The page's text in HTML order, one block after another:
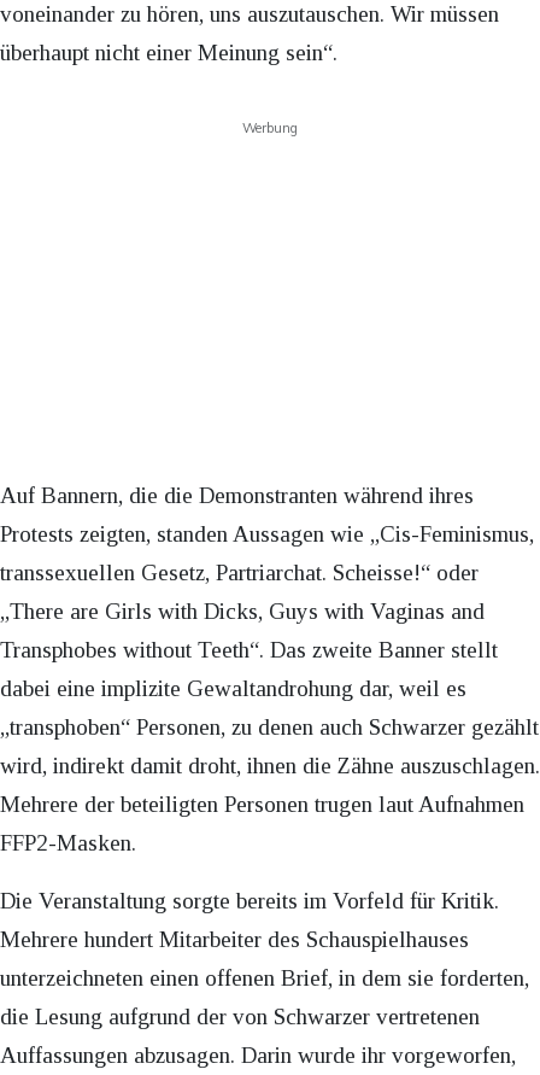
voneinander zu hören, uns auszutauschen. Wir müssen
überhaupt nicht einer Meinung sein“.
Werbung
Auf Bannern, die die Demonstranten während ihres
Protests zeigten, standen Aussagen wie „Cis-Feminismus,
transsexuellen Gesetz, Partriarchat. Scheisse!“ oder
„There are Girls with Dicks, Guys with Vaginas and
Transphobes without Teeth“. Das zweite Banner stellt
dabei eine implizite Gewaltandrohung dar, weil es
„transphoben“ Personen, zu denen auch Schwarzer gezählt
wird, indirekt damit droht, ihnen die Zähne auszuschlagen.
Mehrere der beteiligten Personen trugen laut Aufnahmen
FFP2-Masken.
Die Veranstaltung sorgte bereits im Vorfeld für Kritik.
Mehrere hundert Mitarbeiter des Schauspielhauses
unterzeichneten einen offenen Brief, in dem sie forderten,
die Lesung aufgrund der von Schwarzer vertretenen
Auffassungen abzusagen. Darin wurde ihr vorgeworfen,